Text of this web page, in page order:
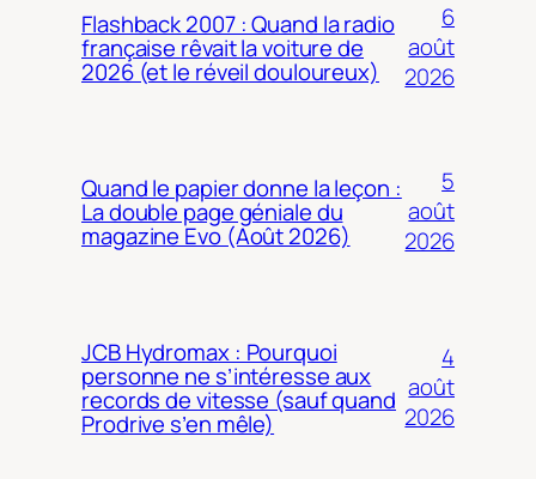
Flashback 2007 : Quand la radio
française rêvait la voiture de
2026 (et le réveil douloureux)
6
août
2026
Quand le papier donne la leçon :
La double page géniale du
magazine Evo (Août 2026)
5
août
2026
JCB Hydromax : Pourquoi
personne ne s’intéresse aux
records de vitesse (sauf quand
Prodrive s’en mêle)
4
août
2026